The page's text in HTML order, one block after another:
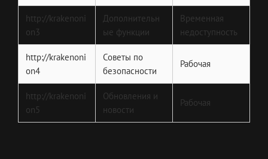
http://krakenoni
on3
Дополнительн
ые функции
Временная
недоступность
http://krakenoni
on4
Советы по
безопасности
Рабочая
http://krakenoni
on5
Обновления и
новости
Рабочая